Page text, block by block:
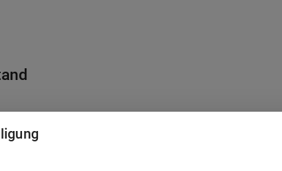
ist die Vertretung durch den sorgeberechtigten Elternteil